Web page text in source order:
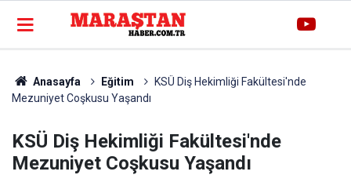
Anasayfa Eğitim
KSÜ Diş Hekimliği Fakültesi'nde
Mezuniyet Coşkusu Yaşandı
KSÜ Diş Hekimliği Fakültesi'nde
Mezuniyet Coşkusu Yaşandı